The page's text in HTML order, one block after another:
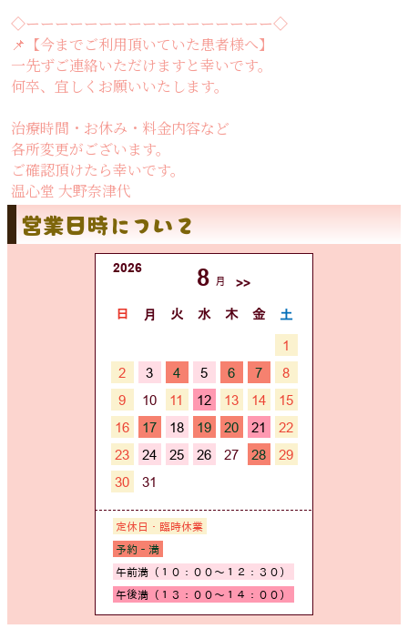
◇ーーーーーーーーーーーーーーーーー◇
📌【今までご利用頂いていた患者様へ】
一先ずご連絡いただけますと幸いです。
何卒、宜しくお願いいたします。
治療時間・お休み・料金内容など
各所変更がございます。
ご確認頂けたら幸いです。
温心堂 大野奈津代
営業日時について